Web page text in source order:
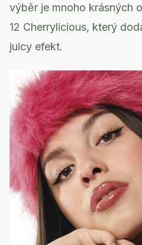
výběr je mnoho krásných
12 Cherrylicious, který
juicy efekt.